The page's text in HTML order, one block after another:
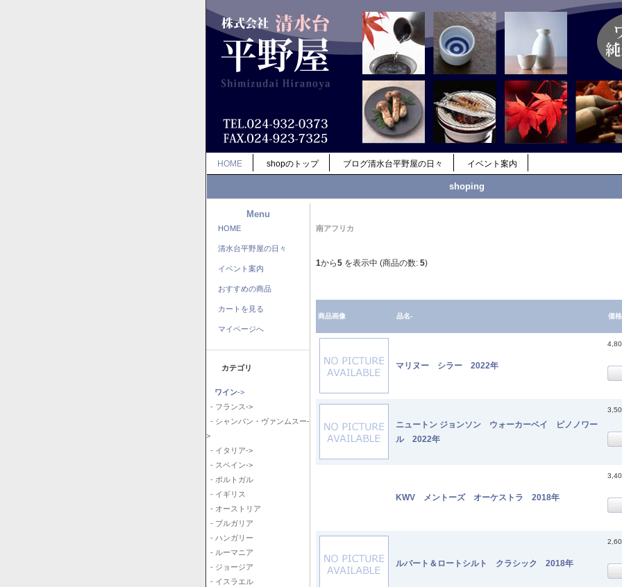
HOME shopのトップ ブログ清水台平野屋の日々 イベント案内
shoping
Menu
HOME
清水台平野屋の日々
イベント案内
おすすめの商品
カートを見る
マイページへ
カテゴリ
ワイン->
- フランス->
- シャンパン・ヴァンムスー-
>
- イタリア->
- スペイン->
- ポルトガル
- イギリス
- オーストリア
- ブルガリア
- ハンガリー
- ルーマニア
- ジョージア
- イスラエル
南アフリカ
1から5 を表示中 (商品の数: 5)
商品画像 品名- 価格
マリヌー シラー 2022年
ニュートン ジョンソン ウォーカーベイ ピノノワー
ル 2022年
KWV メントーズ オーケストラ 2018年
ルバート＆ロートシルト クラシック 2018年